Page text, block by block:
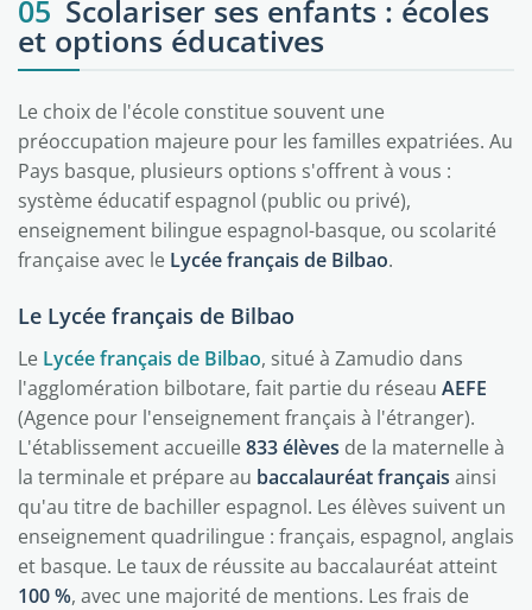
05 Scolariser ses enfants : écoles
et options éducatives
Le choix de l'école constitue souvent une
préoccupation majeure pour les familles expatriées. Au
Pays basque, plusieurs options s'offrent à vous :
système éducatif espagnol (public ou privé),
enseignement bilingue espagnol-basque, ou scolarité
française avec le Lycée français de Bilbao.
Le Lycée français de Bilbao
Le Lycée français de Bilbao, situé à Zamudio dans
l'agglomération bilbotare, fait partie du réseau AEFE
(Agence pour l'enseignement français à l'étranger).
L'établissement accueille833 élèves de la maternelle à
la terminale et prépare au baccalauréat français ainsi
qu'au titre de bachiller espagnol. Les élèves suivent un
enseignement quadrilingue : français, espagnol, anglais
et basque. Le taux de réussite au baccalauréat atteint
100 %, avec une majorité de mentions. Les frais de